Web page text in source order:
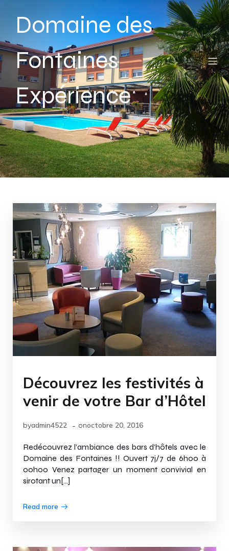
Domaine des
Fontaines
Expérience
Découvrez les festivités à
venir de votre Bar d’Hôtel
byadmin4522 - onoctobre 20, 2016
Redécouvrez l’ambiance des bars d’hôtels avec le
Domaine des Fontaines !! Ouvert 7j/7 de 6h00 à
00h00 Venez partager un moment convivial en
sirotant un[…]
Read more